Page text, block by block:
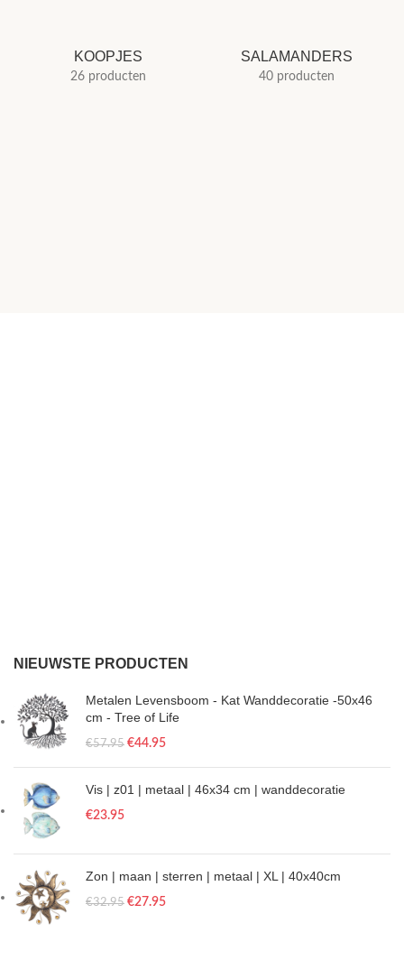
KOOPJES
26 producten
SALAMANDERS
40 producten
NIEUWSTE PRODUCTEN
Metalen Levensboom - Kat Wanddecoratie -50x46
cm - Tree of Life
€57.95 €44.95
Vis | z01 | metaal | 46x34 cm | wanddecoratie
€23.95
Zon | maan | sterren | metaal | XL | 40x40cm
€32.95 €27.95